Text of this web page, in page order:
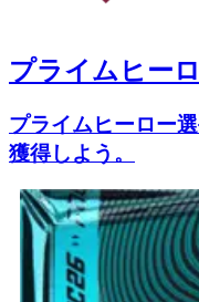
プライムヒー
プライムヒーロー
獲得しよう。